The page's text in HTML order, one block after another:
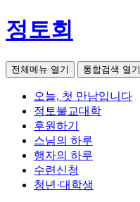
정토회
전체메뉴 열기 통합검색 열기
오늘, 첫 만남입니다
정토불교대학
후원하기
스님의 하루
행자의 하루
수련신청
청년·대학생